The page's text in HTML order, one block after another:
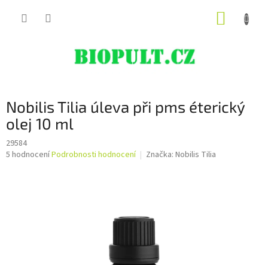
Nobilis Tilia úleva při pms éterický
olej 10 ml
29584
Průměrné
5 hodnoceníPodrobnosti hodnocení Značka: Nobilis Tilia